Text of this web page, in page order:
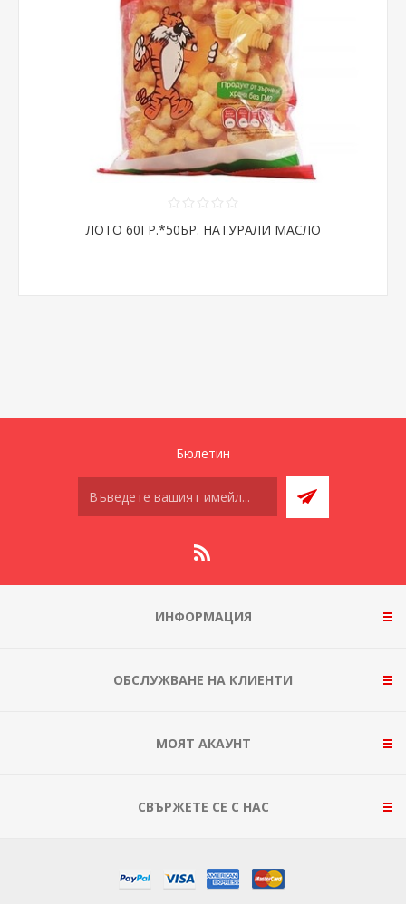
ЛОТО 60ГР.*50БР. НАТУРАЛИ МАСЛО
Бюлетин
ИНФОРМАЦИЯ
ОБСЛУЖВАНЕ НА КЛИЕНТИ
МОЯТ АКАУНТ
СВЪРЖЕТЕ СЕ С НАС